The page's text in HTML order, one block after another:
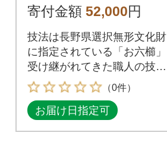
寄付金額 52,000円
技法は長野県選択無形文化財
に指定されている「お六櫛」
受け継がれてきた職人の技を
感じられます。
（0件）
お届け日指定可